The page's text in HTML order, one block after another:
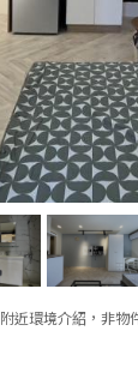
近環境介紹，非物